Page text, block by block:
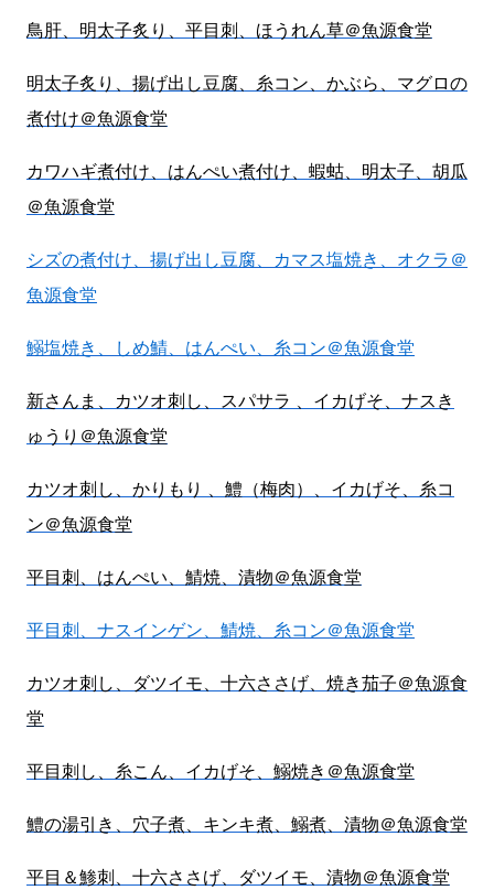
鳥肝、明太子炙り、平目刺、ほうれん草＠魚源食堂
明太子炙り、揚げ出し豆腐、糸コン、かぶら、マグロの
煮付け＠魚源食堂
カワハギ煮付け、はんぺい煮付け、蝦蛄、明太子、胡瓜
＠魚源食堂
シズの煮付け、揚げ出し豆腐、カマス塩焼き、オクラ＠
魚源食堂
鰯塩焼き、しめ鯖、はんぺい、糸コン＠魚源食堂
新さんま、カツオ刺し、スパサラ 、イカげそ、ナスき
ゅうり＠魚源食堂
カツオ刺し、かりもり 、鱧（梅肉）、イカげそ、糸コ
ン＠魚源食堂
平目刺、はんぺい、鯖焼、漬物＠魚源食堂
平目刺、ナスインゲン、鯖焼、糸コン＠魚源食堂
カツオ刺し、ダツイモ、十六ささげ、焼き茄子＠魚源食
堂
平目刺し、糸こん、イカげそ、鰯焼き＠魚源食堂
鱧の湯引き、穴子煮、キンキ煮、鰯煮、漬物＠魚源食堂
平目＆鯵刺、十六ささげ、ダツイモ、漬物＠魚源食堂